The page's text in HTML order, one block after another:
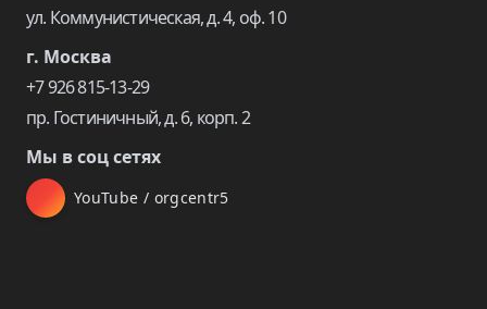
ул. Коммунистическая, д. 4, оф. 10
г. Москва
+7 926 815-13-29
пр. Гостиничный, д. 6, корп. 2
Мы в соц сетях
YouTube / orgcentr5